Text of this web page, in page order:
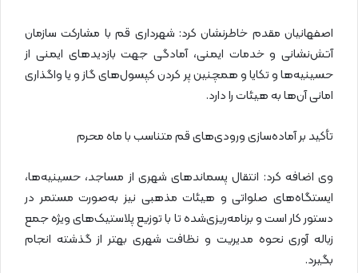
اصفهانیان مقدم خاطرنشان کرد: شهرداری قم با مشارکت سازمان
آتش‌نشانی و خدمات ایمنی، آمادگی جهت بازدیدهای ایمنی از
حسینیه‌ها و تکایا و همچنین پر کردن کپسول‌های گاز و یا واگذاری
امانی آن‌ها به هیئات را دارد.
تأکید بر آماده‌سازی ورودی‌های قم متناسب با ماه محرم
وی اضافه کرد: انتقال پسماندهای شهری از مساجد، حسینیه‌ها،
ایستگاه‌های صلواتی و هیئات مذهبی نیز به‌صورت مستمر در
دستور کار است و برنامه‌ریزی‌شده تا با توزیع پلاستیک‌های ویژه جمع
زباله آوری نحوه مدیریت و نظافت شهری بهتر از گذشته انجام
بگیرد.